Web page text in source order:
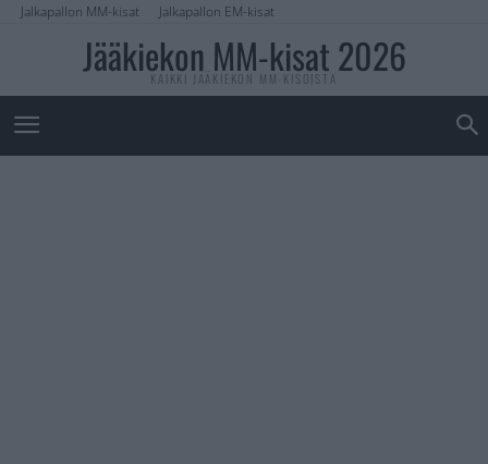
Jalkapallon MM-kisat Jalkapallon EM-kisat
Jääkiekon MM-kisat 2026
KAIKKI JÄÄKIEKON MM-KISOISTA